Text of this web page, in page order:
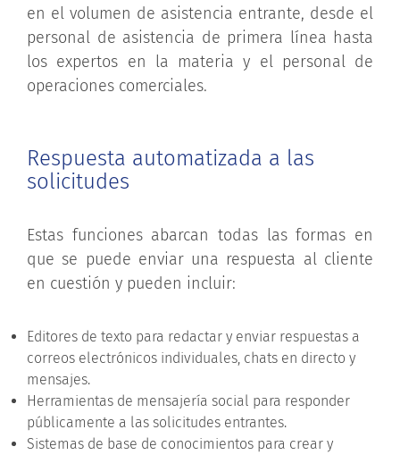
en el volumen de asistencia entrante, desde el
personal de asistencia de primera línea hasta
los expertos en la materia y el personal de
operaciones comerciales.
Respuesta automatizada a las
solicitudes
Estas funciones abarcan todas las formas en
que se puede enviar una respuesta al cliente
en cuestión y pueden incluir:
Editores de texto para redactar y enviar respuestas a
correos electrónicos individuales, chats en directo y
mensajes.
Herramientas de mensajería social para responder
públicamente a las solicitudes entrantes.
Sistemas de base de conocimientos para crear y